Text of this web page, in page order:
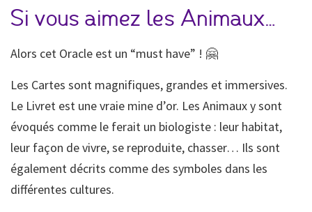
Si vous aimez les Animaux…
Alors cet Oracle est un “must have” ! 🤗
Les Cartes sont magnifiques, grandes et immersives.
Le Livret est une vraie mine d’or. Les Animaux y sont
évoqués comme le ferait un biologiste : leur habitat,
leur façon de vivre, se reproduite, chasser… Ils sont
également décrits comme des symboles dans les
différentes cultures.